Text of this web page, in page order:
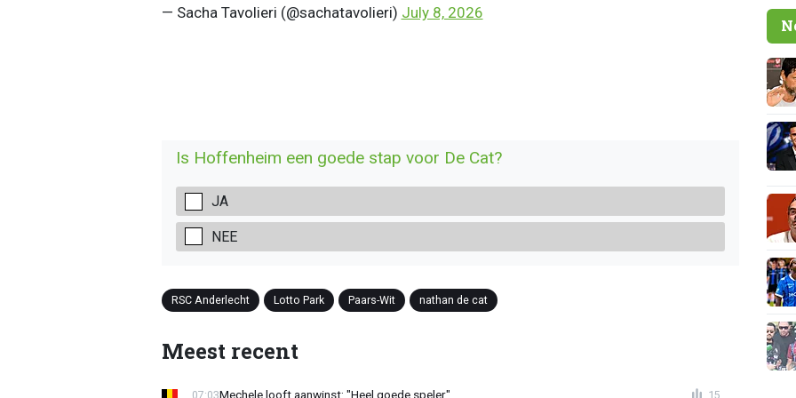
— Sacha Tavolieri (@sachatavolieri) July 8, 2026
Is Hoffenheim een goede stap voor De Cat?
JA
NEE
RSC Anderlecht Lotto Park Paars-Wit nathan de cat
Meest recent
Mechele looft aanwinst: "Heel goede speler"
07:03 15